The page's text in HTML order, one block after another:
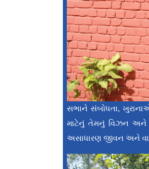
સભાને સંબોધતા,
માટેનું તેમનું વિઝન અને
અસાધારણ જીવન અને